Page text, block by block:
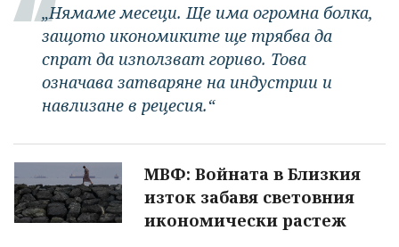
„Нямаме месеци. Ще има огромна болка,
защото икономиките ще трябва да
спрат да използват гориво. Това
означава затваряне на индустрии и
навлизане в рецесия.“
МВФ: Войната в Близкия
изток забавя световния
икономически растеж